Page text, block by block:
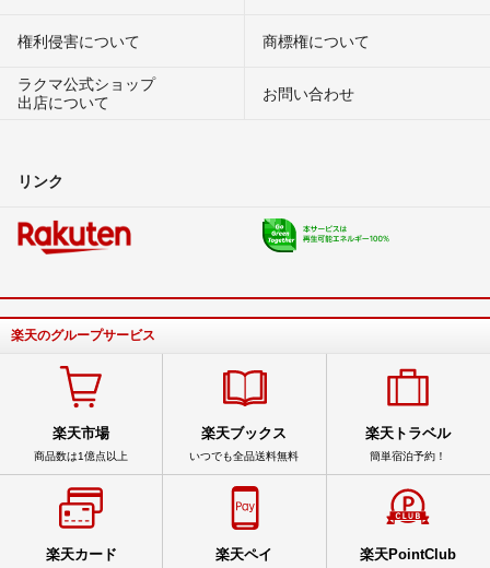
権利侵害について
商標権について
ラクマ公式ショップ
出店について
お問い合わせ
リンク
楽天のグループサービス
楽天市場
商品数は1億点以上
楽天ブックス
いつでも全品送料無料
楽天トラベル
簡単宿泊予約！
楽天カード 楽天ペイ 楽天PointClub